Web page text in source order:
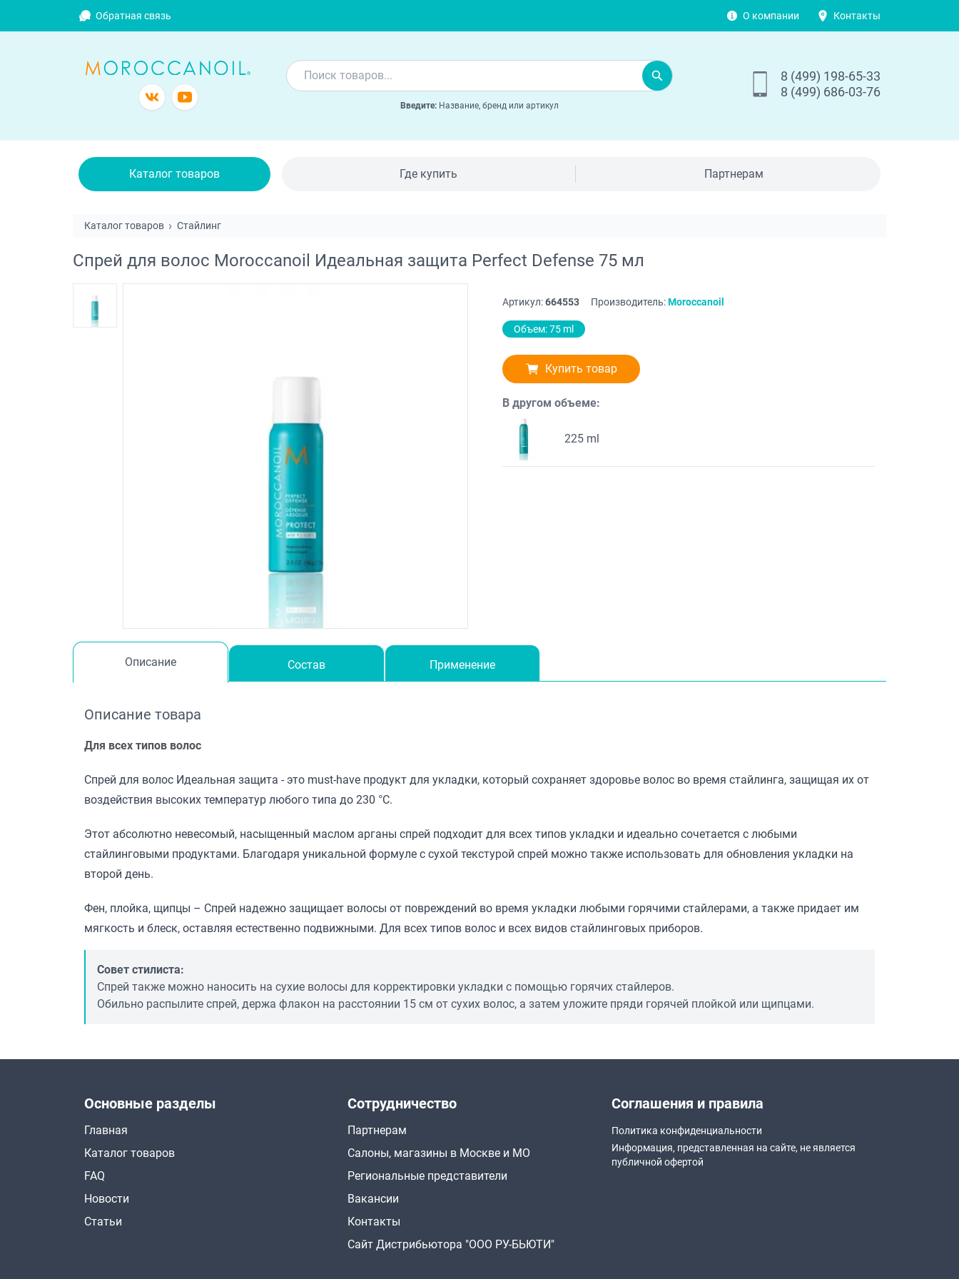
Обратная связь О компании Контакты
Введите: Название, бренд или артикул
8 (499) 198-65-33
8 (499) 686-03-76
Каталог товаров Где купить Партнерам
Каталог товаров Стайлинг
Спрей для волос Moroccanoil Идеальная защита Perfect Defense 75 мл
Артикул:664553 Производитель:Moroccanoil
Объем: 75 ml
Купить товар
В другом объеме:
225 ml
Описание Состав Применение
Описание товара
Для всех типов волос
Спрей для волос Идеальная защита - это must-have продукт для укладки, который сохраняет здоровье волос во время стайлинга, защищая их от
воздействия высоких температур любого типа до 230 °C.
Этот абсолютно невесомый, насыщенный маслом арганы спрей подходит для всех типов укладки и идеально сочетается с любыми
стайлинговыми продуктами. Благодаря уникальной формуле с сухой текстурой спрей можно также использовать для обновления укладки на
второй день.
Фен, плойка, щипцы – Спрей надежно защищает волосы от повреждений во время укладки любыми горячими стайлерами, а также придает им
мягкость и блеск, оставляя естественно подвижными. Для всех типов волос и всех видов стайлинговых приборов.
Совет стилиста:
Спрей также можно наносить на сухие волосы для корректировки укладки с помощью горячих стайлеров.
Обильно распылите спрей, держа флакон на расстоянии 15 см от сухих волос, а затем уложите пряди горячей плойкой или щипцами.
Основные разделы
Главная
Каталог товаров
FAQ
Новости
Статьи
Сотрудничество
Партнерам
Салоны, магазины в Москве и МО
Региональные представители
Вакансии
Контакты
Сайт Дистрибьютора "ООО РУ-БЬЮТИ"
Соглашения и правила
Политика конфиденциальности
Информация, представленная на сайте, не является
публичной офертой